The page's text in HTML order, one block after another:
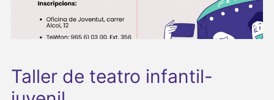
Taller de teatro infantil-